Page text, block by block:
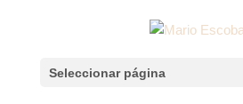
Seleccionar página